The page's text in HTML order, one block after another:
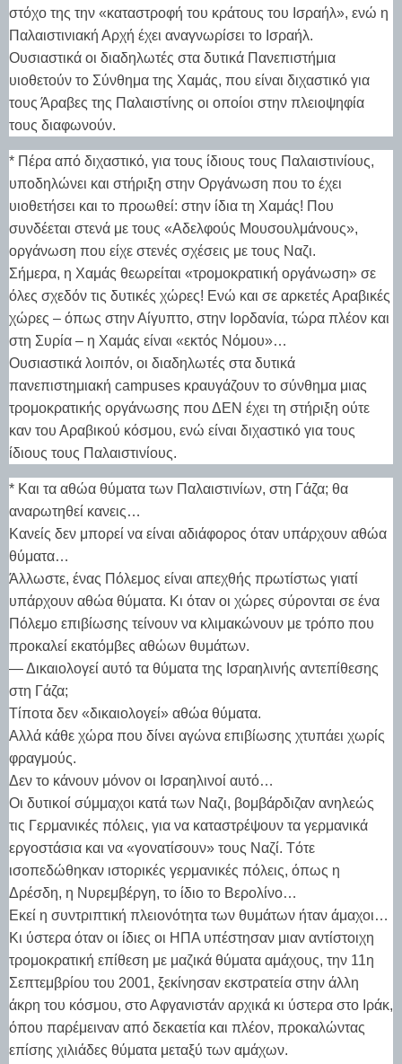
στόχο της την «καταστροφή του κράτους του Ισραήλ», ενώ η
Παλαιστινιακή Αρχή έχει αναγνωρίσει το Ισραήλ.
Ουσιαστικά οι διαδηλωτές στα δυτικά Πανεπιστήμια
υιοθετούν το Σύνθημα της Χαμάς, που είναι διχαστικό για
τους Άραβες της Παλαιστίνης οι οποίοι στην πλειοψηφία
τους διαφωνούν.
* Πέρα από διχαστικό, για τους ίδιους τους Παλαιστινίους,
υποδηλώνει και στήριξη στην Οργάνωση που το έχει
υιοθετήσει και το προωθεί: στην ίδια τη Χαμάς! Που
συνδέεται στενά με τους «Αδελφούς Μουσουλμάνους»,
οργάνωση που είχε στενές σχέσεις με τους Ναζι.
Σήμερα, η Χαμάς θεωρείται «τρομοκρατική οργάνωση» σε
όλες σχεδόν τις δυτικές χώρες! Ενώ και σε αρκετές Αραβικές
χώρες – όπως στην Αίγυπτο, στην Ιορδανία, τώρα πλέον και
στη Συρία – η Χαμάς είναι «εκτός Νόμου»…
Ουσιαστικά λοιπόν, οι διαδηλωτές στα δυτικά
πανεπιστημιακή campuses κραυγάζουν το σύνθημα μιας
τρομοκρατικής οργάνωσης που ΔΕΝ έχει τη στήριξη ούτε
καν του Αραβικού κόσμου, ενώ είναι διχαστικό για τους
ίδιους τους Παλαιστινίους.
* Και τα αθώα θύματα των Παλαιστινίων, στη Γάζα; θα
αναρωτηθεί κανεις…
Κανείς δεν μπορεί να είναι αδιάφορος όταν υπάρχουν αθώα
θύματα…
Άλλωστε, ένας Πόλεμος είναι απεχθής πρωτίστως γιατί
υπάρχουν αθώα θύματα. Κι όταν οι χώρες σύρονται σε ένα
Πόλεμο επιβίωσης τείνουν να κλιμακώνουν με τρόπο που
προκαλεί εκατόμβες αθώων θυμάτων.
— Δικαιολογεί αυτό τα θύματα της Ισραηλινής αντεπίθεσης
στη Γάζα;
Τίποτα δεν «δικαιολογεί» αθώα θύματα.
Αλλά κάθε χώρα που δίνει αγώνα επιβίωσης χτυπάει χωρίς
φραγμούς.
Δεν το κάνουν μόνον οι Ισραηλινοί αυτό…
Οι δυτικοί σύμμαχοι κατά των Ναζι, βομβάρδιζαν ανηλεώς
τις Γερμανικές πόλεις, για να καταστρέψουν τα γερμανικά
εργοστάσια και να «γονατίσουν» τους Ναζί. Tότε
ισοπεδώθηκαν ιστορικές γερμανικές πόλεις, όπως η
Δρέσδη, η Νυρεμβέργη, το ίδιο το Βερολίνο…
Εκεί η συντριπτική πλειονότητα των θυμάτων ήταν άμαχοι…
Κι ύστερα όταν οι ίδιες οι ΗΠΑ υπέστησαν μιαν αντίστοιχη
τρομοκρατική επίθεση με μαζικά θύματα αμάχους, την 11η
Σεπτεμβρίου του 2001, ξεκίνησαν εκστρατεία στην άλλη
άκρη του κόσμου, στο Αφγανιστάν αρχικά κι ύστερα στο Ιράκ,
όπου παρέμειναν από δεκαετία και πλέον, προκαλώντας
επίσης χιλιάδες θύματα μεταξύ των αμάχων.